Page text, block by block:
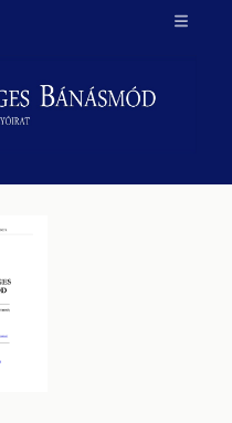
Open